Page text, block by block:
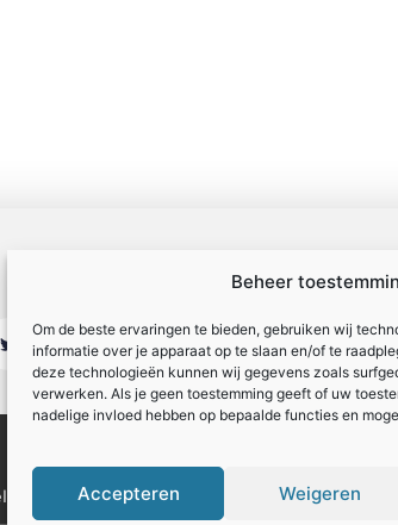
Beheer
Om de beste ervaringen te bieden, gebruiken wij
informatie over je apparaat op te slaan en/of te
deze technologieën kunnen wij gegevens zoals
verwerken. Als je geen toestemming geeft of uw
nadelige invloed hebben op bepaalde functies en
Accepteren Weigeren
verdienen: zo maak je van links een